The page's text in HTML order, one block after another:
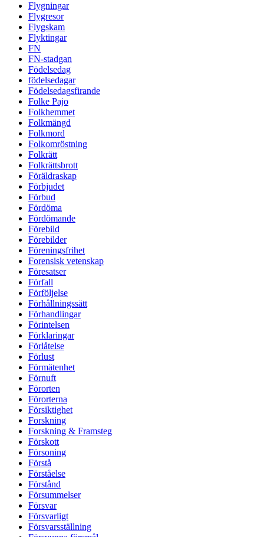
Flygningar
Flygresor
Flygskam
Flyktingar
FN
FN-stadgan
Födelsedag
födelsedagar
Födelsedagsfirande
Folke Pajo
Folkhemmet
Folkmängd
Folkmord
Folkomröstning
Folkrätt
Folkrättsbrott
Föräldraskap
Förbjudet
Förbud
Fördöma
Fördömande
Förebild
Förebilder
Föreningsfrihet
Forensisk vetenskap
Föresatser
Förfall
Förföljelse
Förhållningssätt
Förhandlingar
Förintelsen
Förklaringar
Förlåtelse
Förlust
Förmätenhet
Förnuft
Förorten
Förorterna
Försiktighet
Forskning
Forskning & Framsteg
Förskott
Försoning
Förstå
Förståelse
Förstånd
Försummelser
Försvar
Försvarligt
Försvarsställning